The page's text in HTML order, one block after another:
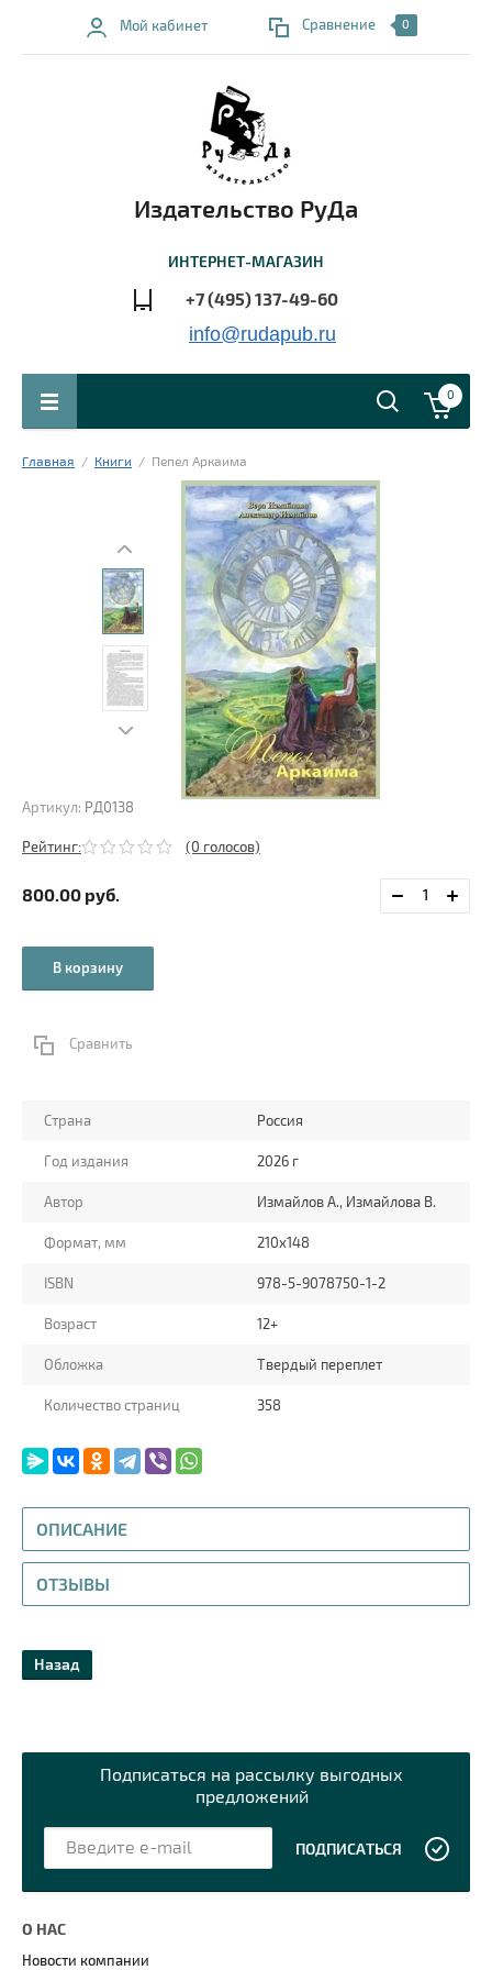
Мой кабинет Сравнение 0
Издательство РуДа
ИНТЕРНЕТ-МАГАЗИН
+7 (495) 137-49-60
info@rudapub.ru
0
Главная
  /
Книги
  /  Пепел Аркаима
Артикул: РД0138
Рейтинг: (0 голосов)
800.00 руб.
В корзину
Сравнить
Страна Россия
Год издания 2026 г
Автор Измайлов А., Измайлова В.
Формат, мм 210х148
ISBN 978-5-9078750-1-2
Возраст 12+
Обложка Твердый переплет
Количество страниц 358
ОПИСАНИЕ
ОТЗЫВЫ
Назад
Подписаться на рассылку выгодных
предложений
ПОДПИСАТЬСЯ
О НАС
Новости компании